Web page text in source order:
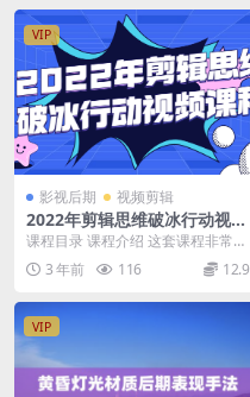
VIP
影视后期 视频剪辑
2022年剪辑思维破冰行动视频
课程
课程目录 课程介绍 这套课程非常适
合有剪辑软件操作基础，希望提升
剪辑思维，能学到...
3 年前 116 12.9
VIP